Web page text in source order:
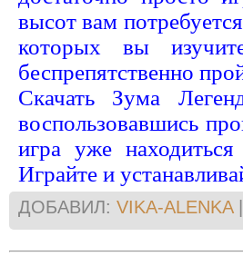
высот вам
которых вы
беспрепятственно
Скачать Зума
воспользовавшись
игра уже
Играйте и
ДОБАВИЛ: VIKA-ALENKA|